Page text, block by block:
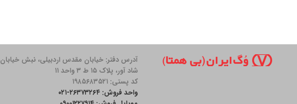
آدرس دفتر: خیابان مقدس اردبیلی، نبش خیابان
شاد آور، پلاک ۱۵ ط ۳ واحد ۱۱
کد پستی: ۱۹۸۵۶۸۳۵۲۱
واحد فروش: ۲۶۳۷۳۲۶۴-۰۲۱